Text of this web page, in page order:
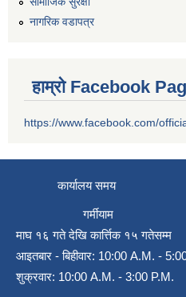
नागरिक वडापत्र
हाम्रो Facebook
https://www.facebook.com/
कार्यालय समय
गर्मीयाम
माघ १६ गते देखि कार्त्तिक १५ गतेसम्म
आइतबार - बिहीवार: 10:00 A.M. -
शुक्रवार: 10:00 A.M. - 3:00 P.M.